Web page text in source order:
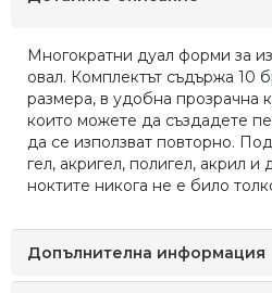
Многократни дуал форми за
овал. Комплектът съдържа 10
размера, в удобна прозрачна
които можете да създадете
да се използват повторно.
гел, акригел, полигел, акрил
ноктите никога не е било
Допълнителна информация